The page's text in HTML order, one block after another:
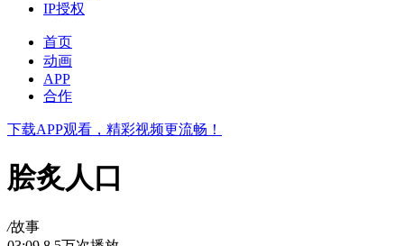
IP授权
首页
动画
APP
合作
下载APP观看，精彩视频更流畅！
脍炙人口
/故事